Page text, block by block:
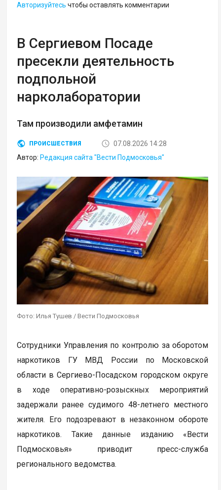
Авторизуйтесь чтобы оставлять комментарии
В Сергиевом Посаде
пресекли деятельность
подпольной
нарколаборатории
Там производили амфетамин
ПРОИСШЕСТВИЯ
07.08.2026 14:28
Автор: Редакция сайта "Вести Подмосковья"
Фото: Илья Тушев / Вести Подмосковья
Сотрудники Управления по контролю за оборотом
наркотиков ГУ МВД России по Московской
области в Сергиево-Посадском городском округе
в ходе оперативно-розыскных мероприятий
задержали ранее судимого 48-летнего местного
жителя. Его подозревают в незаконном обороте
наркотиков. Такие данные изданию «Вести
Подмосковья» приводит пресс-служба
регионального ведомства.